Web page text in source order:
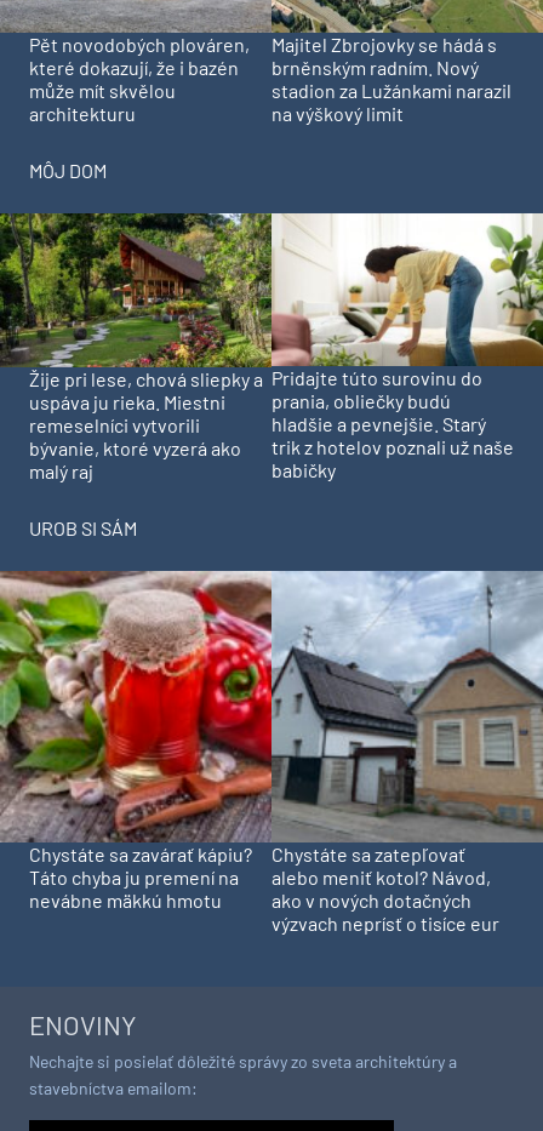
Pět novodobých plováren,
které dokazují, že i bazén
může mít skvělou
architekturu
Majitel Zbrojovky se hádá s
brněnským radním. Nový
stadion za Lužánkami narazil
na výškový limit
MÔJ DOM
Žije pri lese, chová sliepky a
uspáva ju rieka. Miestni
remeselníci vytvorili
bývanie, ktoré vyzerá ako
malý raj
Pridajte túto surovinu do
prania, obliečky budú
hladšie a pevnejšie. Starý
trik z hotelov poznali už naše
babičky
UROB SI SÁM
Chystáte sa zavárať kápiu?
Táto chyba ju premení na
nevábne mäkkú hmotu
Chystáte sa zatepľovať
alebo meniť kotol? Návod,
ako v nových dotačných
výzvach neprísť o tisíce eur
ENOVINY
Nechajte si posielať dôležité správy zo sveta architektúry a
stavebníctva emailom: